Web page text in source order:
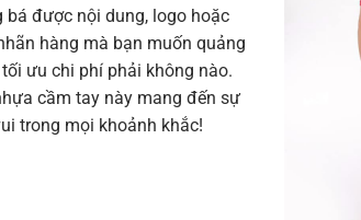
bá được nội dung, logo hoặc
hàng mà bạn muốn quảng
ưu chi phí phải không nào.
cầm tay này mang đến sự
trong mọi khoảnh khắc!